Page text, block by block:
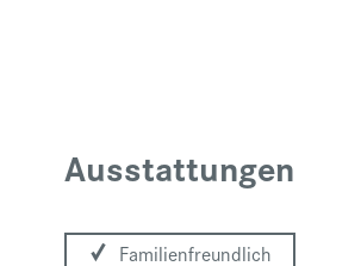
Ausstattungen
Familienfreundlich